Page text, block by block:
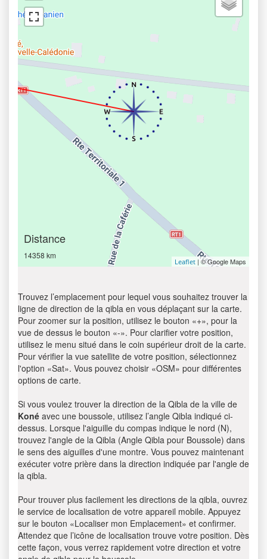
Distance
14358 km
Leaflet | © Google Maps
Trouvez l’emplacement pour lequel vous souhaitez trouver la
ligne de direction de la qibla en vous déplaçant sur la carte.
Pour zoomer sur la position, utilisez le bouton «+», pour la
vue de dessus le bouton «-». Pour clarifier votre position,
utilisez le menu situé dans le coin supérieur droit de la carte.
Pour vérifier la vue satellite de votre position, sélectionnez
l'option «Sat». Vous pouvez choisir «OSM» pour différentes
options de carte.
Si vous voulez trouver la direction de la Qibla de la ville de
Koné avec une boussole, utilisez l’angle Qibla indiqué ci-
dessus. Lorsque l'aiguille du compas indique le nord (N),
trouvez l'angle de la Qibla (Angle Qibla pour Boussole) dans
le sens des aiguilles d'une montre. Vous pouvez maintenant
exécuter votre prière dans la direction indiquée par l'angle de
la qibla.
Pour trouver plus facilement les directions de la qibla, ouvrez
le service de localisation de votre appareil mobile. Appuyez
sur le bouton «Localiser mon Emplacement» et confirmer.
Attendez que l’icône de localisation trouve votre position. Dès
cette façon, vous verrez rapidement votre direction et votre